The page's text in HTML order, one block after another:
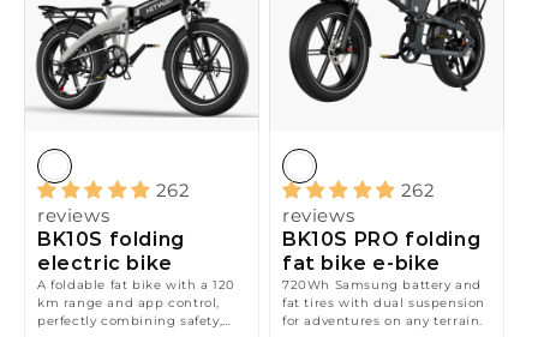
t
i
o
n
262
reviews
BK10S folding
electric bike
A foldable fat bike with a 120
km range and app control,
perfectly combining safety,
262
reviews
BK10S PRO folding
fat bike e-bike
720Wh Samsung battery and
fat tires with dual suspension
for adventures on any terrain.